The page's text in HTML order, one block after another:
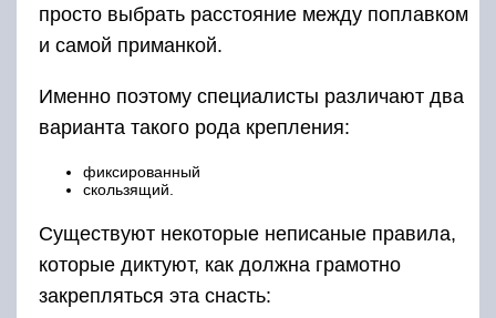
просто выбрать расстояние между поплавком
и самой приманкой.
Именно поэтому специалисты различают два
варианта такого рода крепления:
фиксированный
скользящий.
Существуют некоторые неписаные правила,
которые диктуют, как должна грамотно
закрепляться эта снасть: